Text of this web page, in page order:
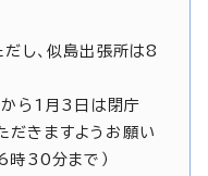
し、似島出張所は8
ら1月3日は閉庁
だきますようお願い
時30分まで）